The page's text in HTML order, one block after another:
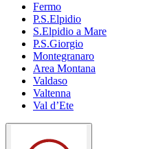
Fermo
P.S.Elpidio
S.Elpidio a Mare
P.S.Giorgio
Montegranaro
Area Montana
Valdaso
Valtenna
Val d’Ete